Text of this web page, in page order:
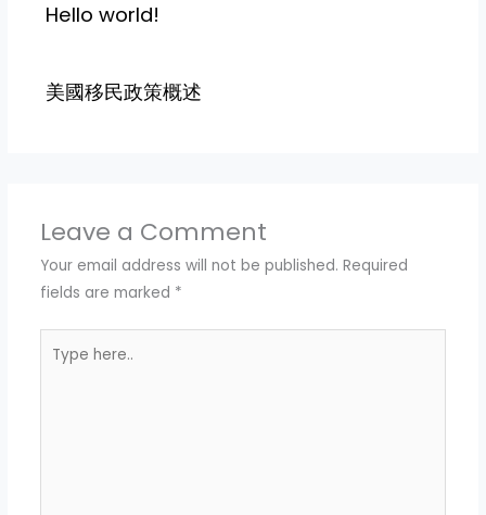
Hello world!
美國移民政策概述
Leave a Comment
Your email address will not be published. Required
fields are marked *
here..